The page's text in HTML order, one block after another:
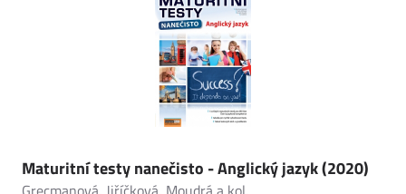
Maturitní testy nanečisto - Anglický jazyk (2020)